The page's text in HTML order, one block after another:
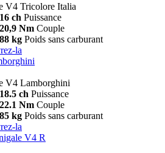
V4 Tricolore Italia
ch Puissance
Nm Couple
kg Poids sans carburant
la
V4 Lamborghini
ch Puissance
Nm Couple
kg Poids sans carburant
la
V4 R